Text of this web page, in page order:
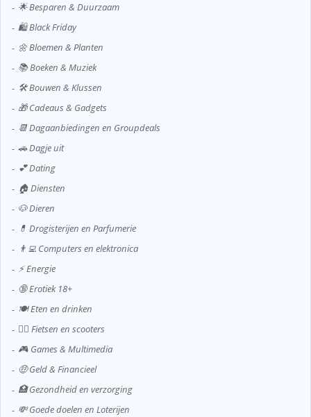
🌟 Besparen & Duurzaam
🛍️ Black Friday
🌼 Bloemen & Planten
📚 Boeken & Muziek
🛠️ Bouwen & Klussen
🎁 Cadeaus & Gadgets
📆 Dagaanbiedingen en Groupdeals
🚗 Dagje uit
💕 Dating
🏠 Diensten
🐶 Dieren
💊 Drogisterijen en Parfumerie
👨‍💻 Computers en elektronica
⚡ Energie
🔞 Erotiek 18+
🍽️ Eten en drinken
🚴‍♂️ Fietsen en scooters
🎮 Games & Multimedia
🤑 Geld & Financieel
🏥 Gezondheid en verzorging
💸 Goede doelen en Loterijen